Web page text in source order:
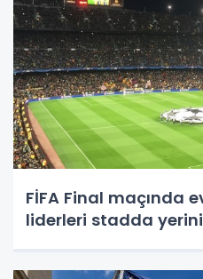
FİFA Final maçında
liderleri stadda yerini